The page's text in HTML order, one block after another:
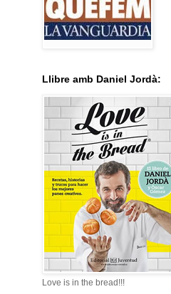
Llibre amb Daniel Jordà:
Love is in the bread!!!